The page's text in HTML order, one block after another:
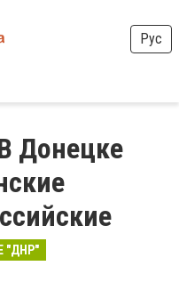
Рус
Донецке
"ДНР"